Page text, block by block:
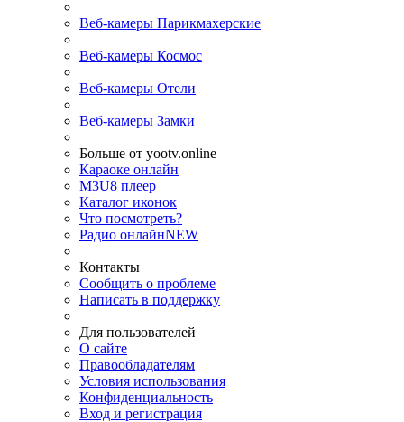
Веб-камеры Парикмахерские
Веб-камеры Космос
Веб-камеры Отели
Веб-камеры Замки
Больше от yootv.online
Караоке онлайн
M3U8 плеер
Каталог иконок
Что посмотреть?
Радио онлайнNEW
Контакты
Сообщить о проблеме
Написать в поддержку
Для пользователей
О сайте
Правообладателям
Условия использования
Конфиденциальность
Вход и регистрация